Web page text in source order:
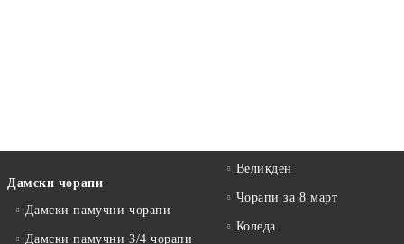
Дамски чорапи
Дамски памучни чорапи
Дамски памучни 3/4 чорапи
Великден
Чорапи за 8 март
Коледа